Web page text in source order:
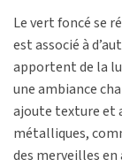
Le vert foncé se
est associé à
apportent de la
une ambiance
ajoute texture et
métalliques,
des merveilles